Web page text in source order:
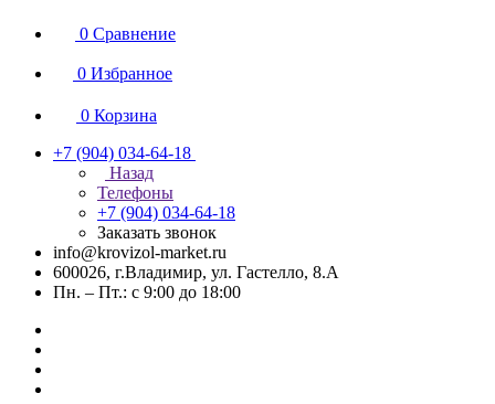
0 Сравнение
0 Избранное
0 Корзина
+7 (904) 034-64-18
Назад
Телефоны
+7 (904) 034-64-18
Заказать звонок
info@krovizol-market.ru
600026, г.Владимир, ул. Гастелло, 8.А
Пн. – Пт.: с 9:00 до 18:00